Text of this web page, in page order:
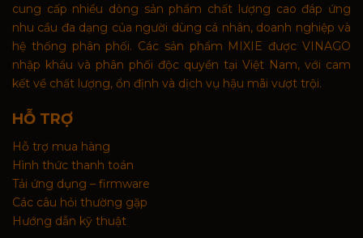
cung cấp nhiều dòng sản phẩm chất lượng cao đáp ứng
nhu cầu đa dạng của người dùng cá nhân, doanh nghiệp và
hệ thống phân phối. Các sản phẩm MIXIE được VINAGO
nhập khẩu và phân phối độc quyền tại Việt Nam, với cam
kết về chất lượng, ổn định và dịch vụ hậu mãi vượt trội.
HỖ TRỢ
Hỗ trợ mua hàng
Hình thức thanh toán
Tải ứng dụng – firmware
Các câu hỏi thường gặp
Hướng dẫn kỹ thuật